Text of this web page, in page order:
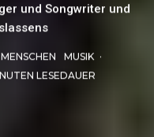
und Songwriter und
MENSCHEN MUSIK ·
LESEDAUER